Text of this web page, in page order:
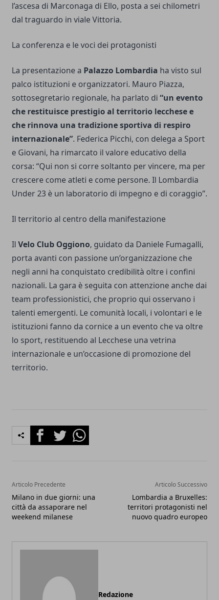
l’ascesa di Marconaga di Ello, posta a sei chilometri
dal traguardo in viale Vittoria.
La conferenza e le voci dei protagonisti
La presentazione a Palazzo Lombardia ha visto sul
palco istituzioni e organizzatori. Mauro Piazza,
sottosegretario regionale, ha parlato di “un evento
che restituisce prestigio al territorio lecchese e
che rinnova una tradizione sportiva di respiro
internazionale”. Federica Picchi, con delega a Sport
e Giovani, ha rimarcato il valore educativo della
corsa: “Qui non si corre soltanto per vincere, ma per
crescere come atleti e come persone. Il Lombardia
Under 23 è un laboratorio di impegno e di coraggio”.
Il territorio al centro della manifestazione
Il Velo Club Oggiono, guidato da Daniele Fumagalli,
porta avanti con passione un’organizzazione che
negli anni ha conquistato credibilità oltre i confini
nazionali. La gara è seguita con attenzione anche dai
team professionistici, che proprio qui osservano i
talenti emergenti. Le comunità locali, i volontari e le
istituzioni fanno da cornice a un evento che va oltre
lo sport, restituendo al Lecchese una vetrina
internazionale e un’occasione di promozione del
territorio.
FacebookTwitterWhatsapp
Articolo Precedente
Milano in due giorni: una
città da assaporare nel
weekend milanese
Articolo Successivo
Lombardia a Bruxelles:
territori protagonisti nel
nuovo quadro europeo
Redazione